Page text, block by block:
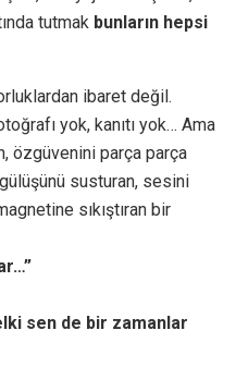
tutmak bunların hepsi
ibaret değil.
yok, kanıtı yok… Ama
özgüvenini parça parça
susturan, sesini
sıkıştıran bir
sen de bir zamanlar